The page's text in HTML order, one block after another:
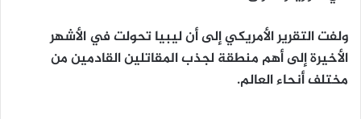
ولفت التقرير الأمريكي إلى أن ليبيا تحولت في الأشهر
الأخيرة إلى أهم منطقة لجذب المقاتلين القادمين من
مختلف أنحاء العالم.